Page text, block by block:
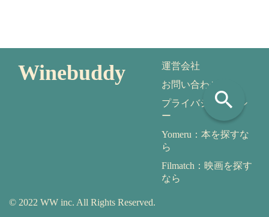
search
Winebuddy
運営会社
お問い合わせ
プライバシーポリシ
ー
Yomeru：本を探すな
ら
Filmatch：映画を探す
なら
© 2022 WW inc. All Rights Reserved.